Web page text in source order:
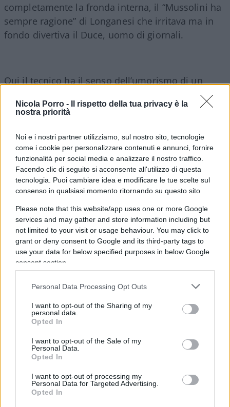
Nicola Porro -
Il rispetto della tua privacy è la
nostra priorità
Noi e i nostri partner utilizziamo, sul nostro sito, tecnologie
come i cookie per personalizzare contenuti e annunci, fornire
funzionalità per social media e analizzare il nostro traffico.
Facendo clic di seguito si acconsente all'utilizzo di questa
tecnologia. Puoi cambiare idea e modificare le tue scelte sul
consenso in qualsiasi momento ritornando su questo sito
Please note that this website/app uses one or more Google
services and may gather and store information including but
not limited to your visit or usage behaviour. You may click to
grant or deny consent to Google and its third-party tags to
use your data for below specified purposes in below Google
consent section.
Personal Data Processing Opt Outs
I want to opt-out of the Sharing of my
personal data.
Opted In
I want to opt-out of the Sale of my
Personal Data.
Opted In
I want to opt-out of processing my
Personal Data for Targeted Advertising.
Opted In
completamente la fronda interna, il “Mussolini ha
sempre ragione” di Longanesi che irritava ma in
fondo divertiva il Duce, uomo di giornali.
Qui il tecnico ha il senso dell’umorismo di un
frigorifero, non tollera spirito, se non di servizio, e
il Tg1, che da due anni insegue cadaveri ed
grezzi, pare un TG Groupie di ogni Palazzo.Ad
maiora comunque, ché si può sempre far meglio.
Se solo abolissero almeno tutte quelle carte, quei
corsi di formazione, quelle balle sull’etica, la
deontologia e l’opportuno distacco del giornalista;
solo questo, una leale, onesta, seria presa d’atto
chela situazione è ridicola , così almeno a cena
ci concediamo riso amaro al succo di Tg.
Max del Papa, 13 febbraio 2022
#MARIO DRAGHI #MONICA MAGGIONI
PAGINA
PRECEDENTE
Pagina
Leggi i commenti